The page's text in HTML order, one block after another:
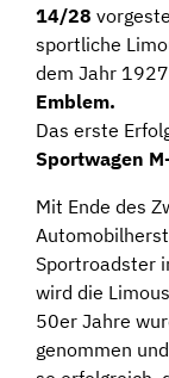
14/28
sportliche
dem Jahr
Emblem.
Das erste
Sportwagen
Mit Ende des
Sportroadster
wird die
50er Jahre
genommen